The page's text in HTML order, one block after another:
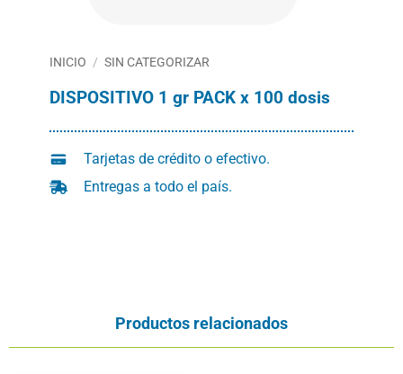
INICIO / SIN CATEGORIZAR
DISPOSITIVO 1 gr PACK x 100 dosis
Tarjetas de crédito o efectivo.
Entregas a todo el país.
Productos relacionados